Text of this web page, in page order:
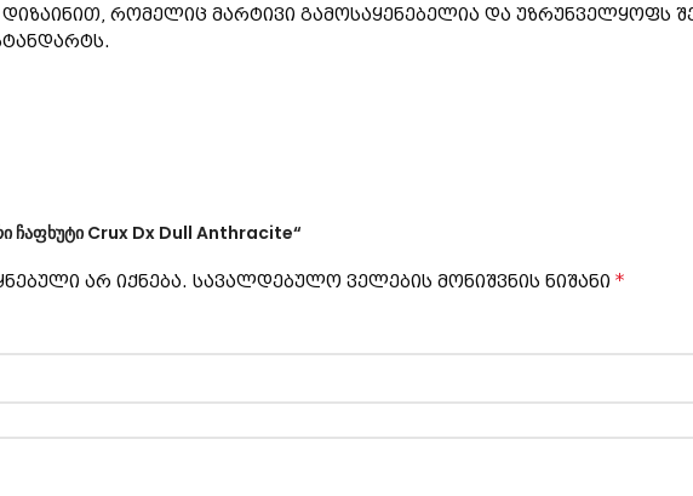
რომელიც მარტივი გამოსაყენებელია და უზრუნველყოფს
ჩაფხუტი Crux Dx Dull Anthracite“
არ იქნება. სავალდებულო ველების მონიშვნის ნიშანი *